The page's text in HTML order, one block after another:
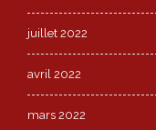
juillet 2022
avril 2022
mars 2022